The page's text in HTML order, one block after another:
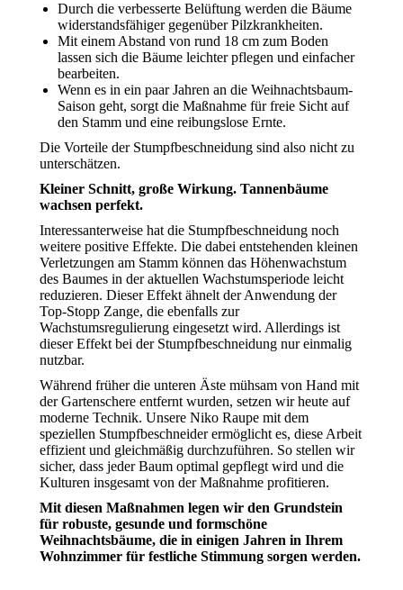
Durch die verbesserte Belüftung werden die Bäume
widerstandsfähiger gegenüber Pilzkrankheiten.
Mit einem Abstand von rund 18 cm zum Boden
lassen sich die Bäume leichter pflegen und einfacher
bearbeiten.
Wenn es in ein paar Jahren an die Weihnachtsbaum-
Saison geht, sorgt die Maßnahme für freie Sicht auf
den Stamm und eine reibungslose Ernte.
Die Vorteile der Stumpfbeschneidung sind also nicht zu
unterschätzen.
Kleiner Schnitt, große Wirkung. Tannenbäume
wachsen perfekt.
Interessanterweise hat die Stumpfbeschneidung noch
weitere positive Effekte. Die dabei entstehenden kleinen
Verletzungen am Stamm können das Höhenwachstum
des Baumes in der aktuellen Wachstumsperiode leicht
reduzieren. Dieser Effekt ähnelt der Anwendung der
Top-Stopp Zange, die ebenfalls zur
Wachstumsregulierung eingesetzt wird. Allerdings ist
dieser Effekt bei der Stumpfbeschneidung nur einmalig
nutzbar.
Während früher die unteren Äste mühsam von Hand mit
der Gartenschere entfernt wurden, setzen wir heute auf
moderne Technik. Unsere Niko Raupe mit dem
speziellen Stumpfbeschneider ermöglicht es, diese Arbeit
effizient und gleichmäßig durchzuführen. So stellen wir
sicher, dass jeder Baum optimal gepflegt wird und die
Kulturen insgesamt von der Maßnahme profitieren.
Mit diesen Maßnahmen legen wir den Grundstein
für robuste, gesunde und formschöne
Weihnachtsbäume, die in einigen Jahren in Ihrem
Wohnzimmer für festliche Stimmung sorgen werden.